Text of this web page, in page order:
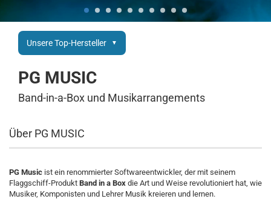
Unsere Top-Hersteller
PG MUSIC
Band-in-a-Box und Musikarrangements
Über PG MUSIC
PG Music ist ein renommierter Softwareentwickler, der mit seinem
Flaggschiff-Produkt Band in a Box die Art und Weise revolutioniert hat, wie
Musiker, Komponisten und Lehrer Musik kreieren und lernen.